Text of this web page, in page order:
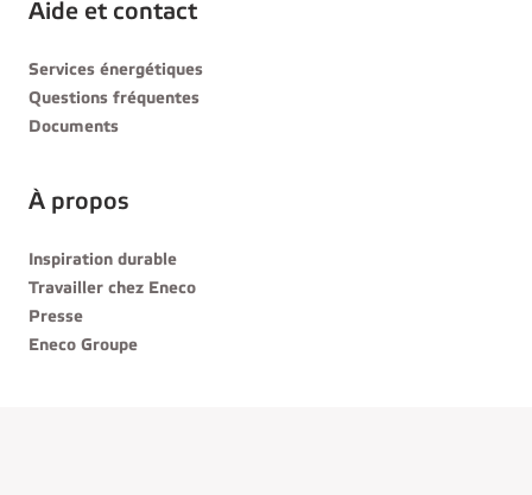
Aide et contact
Services énergétiques
Questions fréquentes
Documents
À propos
Inspiration durable
Travailler chez Eneco
Presse
Eneco Groupe